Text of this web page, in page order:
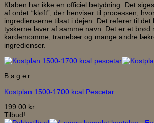
Kløben har ikke en officiel betydning. Det
af ordet “kløft”, der henviser til processen,
ingredienserne tilsat i dejen. Det referer til
tyskerne laver af samme navn. Det er et brød
kardemomme, tranebær og mange andre
ingredienser.
Bøger
Kostplan 1500-1700 kcal Pescetar
199.00 kr.
Tilbud!